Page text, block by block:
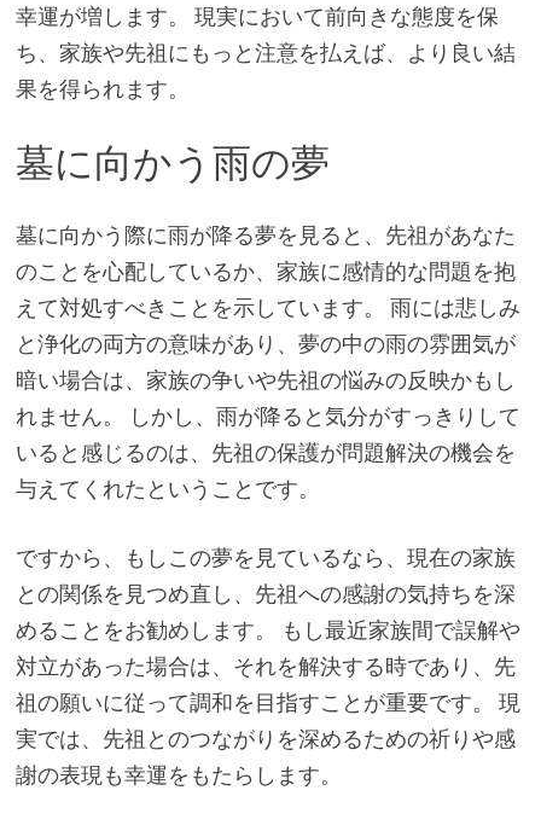
幸運が増します。 現実において前向きな態度を保
ち、家族や先祖にもっと注意を払えば、より良い結
果を得られます。
墓に向かう雨の夢
墓に向かう際に雨が降る夢を見ると、先祖があなた
のことを心配しているか、家族に感情的な問題を抱
えて対処すべきことを示しています。 雨には悲しみ
と浄化の両方の意味があり、夢の中の雨の雰囲気が
暗い場合は、家族の争いや先祖の悩みの反映かもし
れません。 しかし、雨が降ると気分がすっきりして
いると感じるのは、先祖の保護が問題解決の機会を
与えてくれたということです。
ですから、もしこの夢を見ているなら、現在の家族
との関係を見つめ直し、先祖への感謝の気持ちを深
めることをお勧めします。 もし最近家族間で誤解や
対立があった場合は、それを解決する時であり、先
祖の願いに従って調和を目指すことが重要です。 現
実では、先祖とのつながりを深めるための祈りや感
謝の表現も幸運をもたらします。